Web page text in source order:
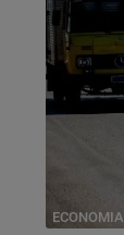
ECONOMIA